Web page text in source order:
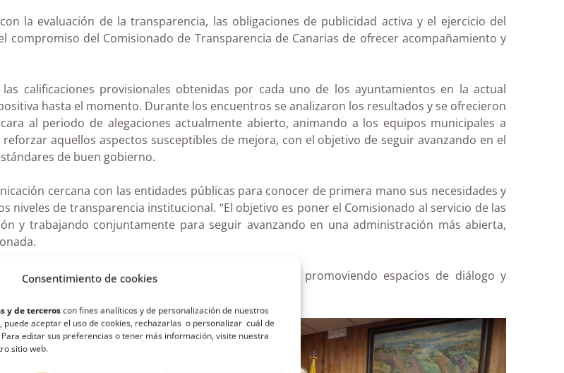
Consentimiento de cookies
y de terceroscon fines analíticos y de personalización de nuestros
aceptar el uso de cookies, rechazarlas o personalizar cuál de
editar sus preferencias o tener más información, visite nuestra
sitio web.
la evaluación de la transparencia, las obligaciones de publicidad activa y el ejercicio del
del Comisionado de Transparencia de Canarias de ofrecer acompañamiento y
calificaciones provisionales obtenidas por cada uno de los ayuntamientos en la actual
hasta el momento. Durante los encuentros se analizaron los resultados y se ofrecieron
al periodo de alegaciones actualmente abierto, animando a los equipos municipales a
aquellos aspectos susceptibles de mejora, con el objetivo de seguir avanzando en el
de buen gobierno.
cercana con las entidades públicas para conocer de primera mano sus necesidades y
de transparencia institucional. “El objetivo es poner el Comisionado al servicio de las
y trabajando conjuntamente para seguir avanzando en una administración más abierta,
de proximidad con las administraciones canarias, promoviendo espacios de diálogo y
garantía del derecho de acceso a la información.